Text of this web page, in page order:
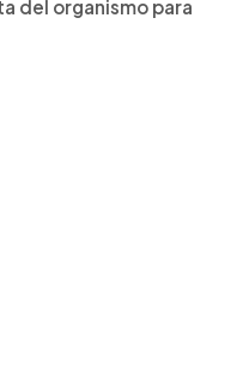
del organismo para